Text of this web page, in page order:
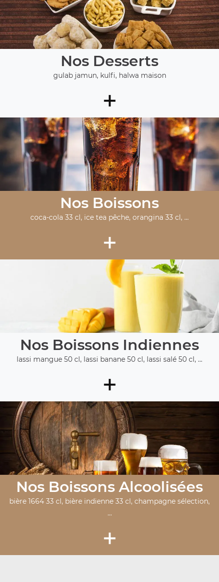
Nos Desserts
gulab jamun, kulfi, halwa maison
+
Nos Boissons
coca-cola 33 cl, ice tea pêche, orangina 33 cl, ...
+
Nos Boissons Indiennes
lassi mangue 50 cl, lassi banane 50 cl, lassi salé 50 cl, ...
+
Nos Boissons Alcoolisées
bière 1664 33 cl, bière indienne 33 cl, champagne sélection,
...
+